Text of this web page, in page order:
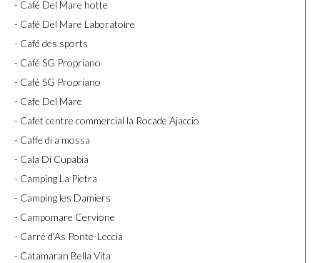
- Café Del Mare hotte
- Café Del Mare Laboratoire
- Café des sports
- Café SG Propriano
- Café SG Propriano
- Cafe Del Mare
- Cafet centre commercial la Rocade Ajaccio
- Caffe di a mossa
- Cala Di Cupabia
- Camping La Pietra
- Camping les Damiers
- Campomare Cervione
- Carré d'As Ponte-Leccia
- Catamaran Bella Vita